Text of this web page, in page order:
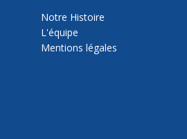
Notre Histoire
L'équipe
Mentions légales